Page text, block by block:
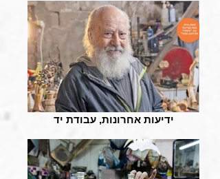
ידיעות אחרונות, עבודת יד